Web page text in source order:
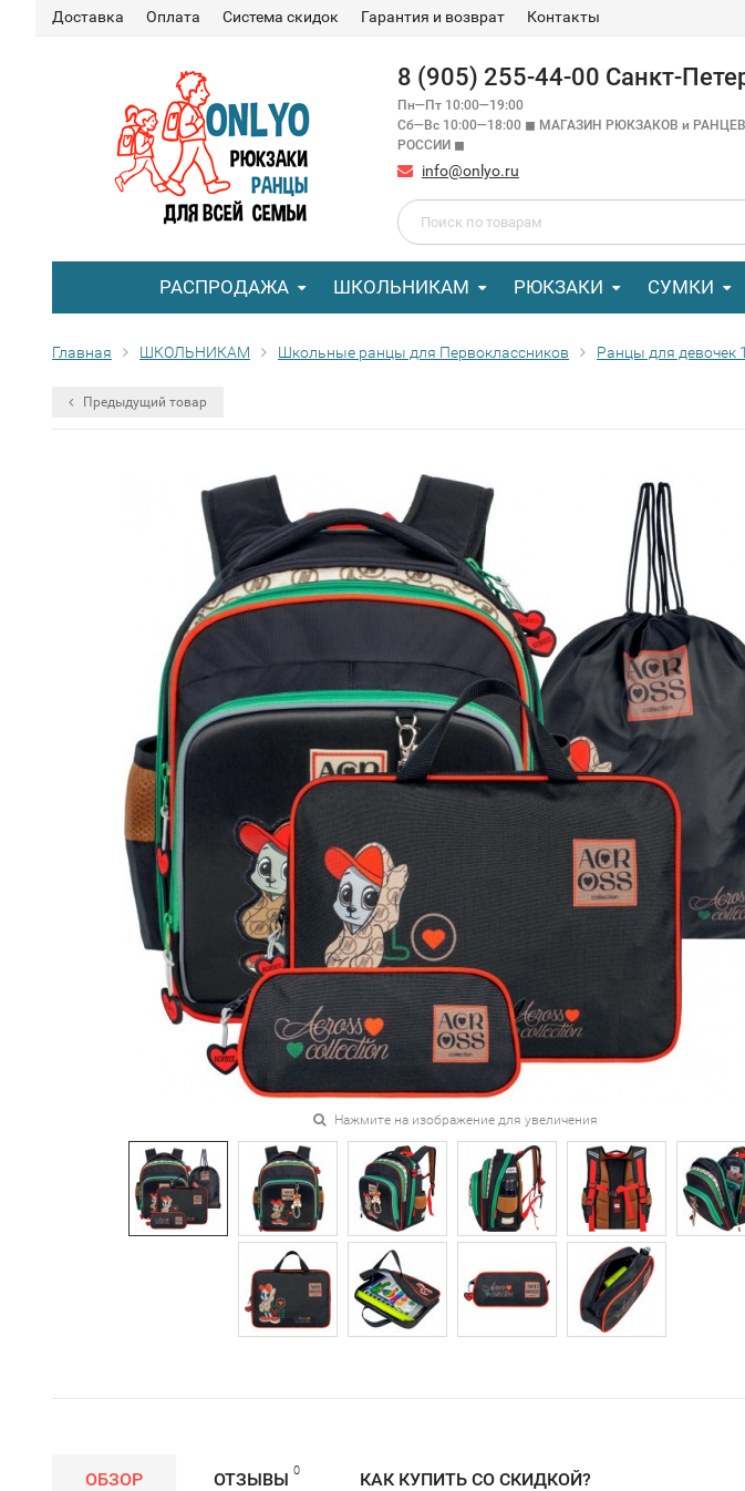
Доставка Оплата Система скидок Гарантия и возврат Контакты
8 (905) 255-44-00 Санкт-
Пн—Пт 10:00—19:00
Сб—Вс 10:00—18:00 ◼ МАГАЗИН РЮКЗАКОВ и
РОССИИ ◼
info@onlyo.ru
РАСПРОДАЖА ШКОЛЬНИКАМ РЮКЗАКИ СУМКИ
Главная ШКОЛЬНИКАМ Школьные ранцы для Первоклассников Ранцы для девочек
Предыдущий товар
Нажмите на изображение для увеличения
ОБЗОР ОТЗЫВЫ 0 КАК КУПИТЬ СО СКИДКОЙ?